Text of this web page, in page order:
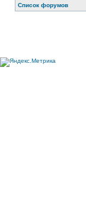
Список форумов